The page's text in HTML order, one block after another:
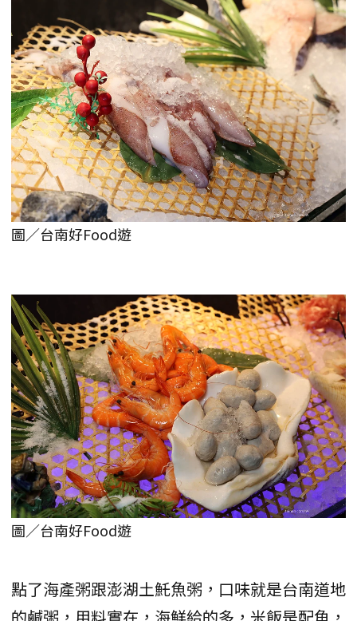
圖／台南好Food遊
圖／台南好Food遊
點了海產粥跟澎湖土魠魚粥，口味就是台南道地
的鹹粥，用料實在，海鮮給的多，米飯是配角，